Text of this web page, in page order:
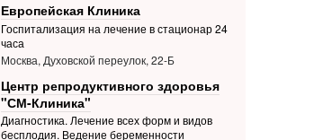
Европейская Клиника
Госпитализация на лечение в стационар 24
часа
Москва, Духовской переулок, 22-Б
Центр репродуктивного здоровья
"СМ-Клиника"
Диагностика. Лечение всех форм и видов
бесплодия. Ведение беременности